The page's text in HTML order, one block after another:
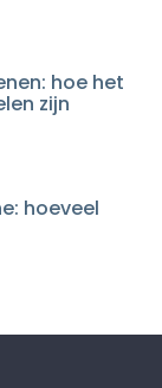
hoe het
zijn
hoeveel